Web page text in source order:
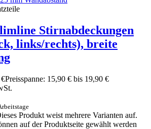
Stirnabdeckungen
links/rechts), breite
€Preisspanne: 15,90 € bis 19,90 €
Produkt weist mehrere Varianten auf.
auf der Produktseite gewählt werden